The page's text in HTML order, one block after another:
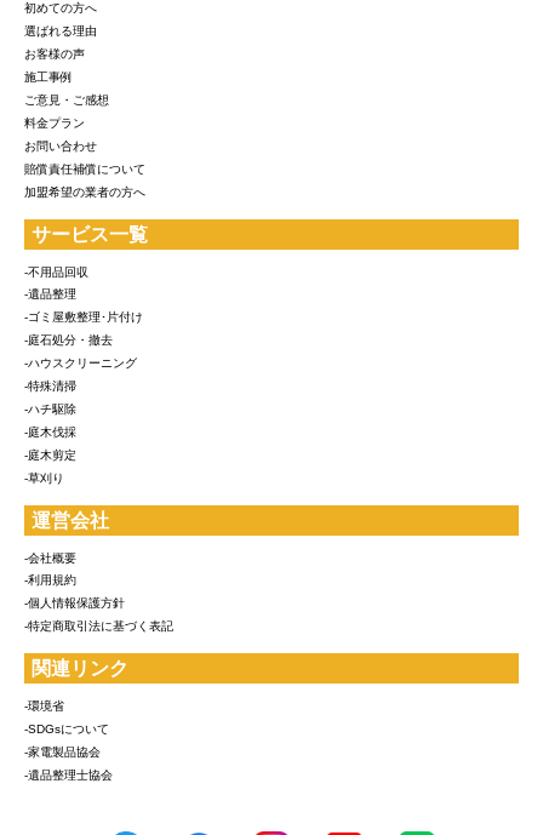
初めての方へ
選ばれる理由
お客様の声
施工事例
ご意見・ご感想
料金プラン
お問い合わせ
賠償責任補償について
加盟希望の業者の方へ
サービス一覧
-不用品回収
-遺品整理
-ゴミ屋敷整理･片付け
-庭石処分・撤去
-ハウスクリーニング
-特殊清掃
-ハチ駆除
-庭木伐採
-庭木剪定
-草刈り
運営会社
-会社概要
-利用規約
-個人情報保護方針
-特定商取引法に基づく表記
関連リンク
-環境省
-SDGsについて
-家電製品協会
-遺品整理士協会